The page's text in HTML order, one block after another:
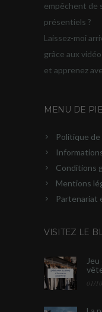
empêchent de
présentiels ?
Laissez-moi
grâce aux
et apprenez
MENU DE
Politique
Conditions
Mentions
Partenariat
VISITEZ LE
Jeu
01/